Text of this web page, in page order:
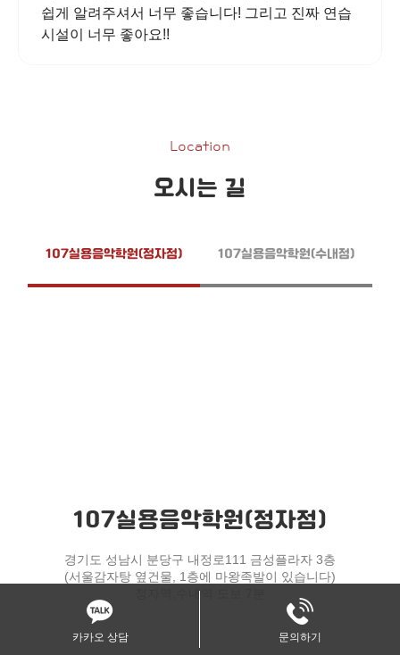
쉽게 알려주셔서 너무 좋습니다! 그리고 진짜 연습
시설이 너무 좋아요!!
Location
오시는 길
107실용음악학원(정자점) 107실용음악학원(수내점)
107실용음악학원(정자점)
경기도 성남시 분당구 내정로111 금성플라자 3층
(서울감자탕 옆건물, 1층에 마왕족발이 있습니다)
정자역,수내역 도보 7분
카카오 상담 문의하기